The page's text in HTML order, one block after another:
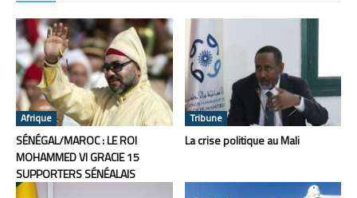
Afrique
SÉNÉGAL/MAROC : LE ROI
MOHAMMED VI GRACIE 15
SUPPORTERS SÉNÉALAIS
Tribune
La crise politique au Mali